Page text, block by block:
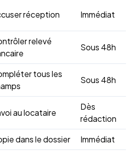
réception Immédiat
relevé
Sous 48h
tous les
Sous 48h
au locataire
Dès
rédaction
dans le dossier Immédiat